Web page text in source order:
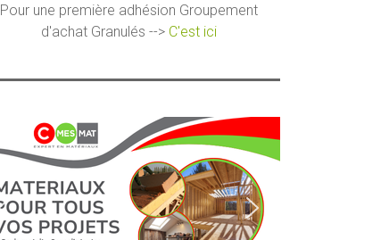
Pour une première adhésion Groupement
d'achat Granulés --> C'est ici